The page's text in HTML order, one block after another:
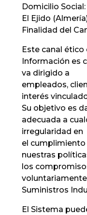
Domicilio Social:
El Ejido
Finalidad del
Este canal
Información es
va dirigido a
empleados,
interés
Su objetivo es
adecuada a
irregularidad en
el cumplimiento
nuestras
los
Suministros
El Sistema